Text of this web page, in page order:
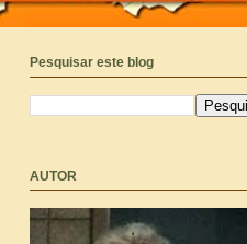
Pesquisar este blog
AUTOR